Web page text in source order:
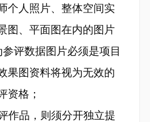
个人照片、整体空间实
图、平面图在内的图片
评数据图片必须是项目
果图资料将视为无效的
资格；
作品，则须分开独立提